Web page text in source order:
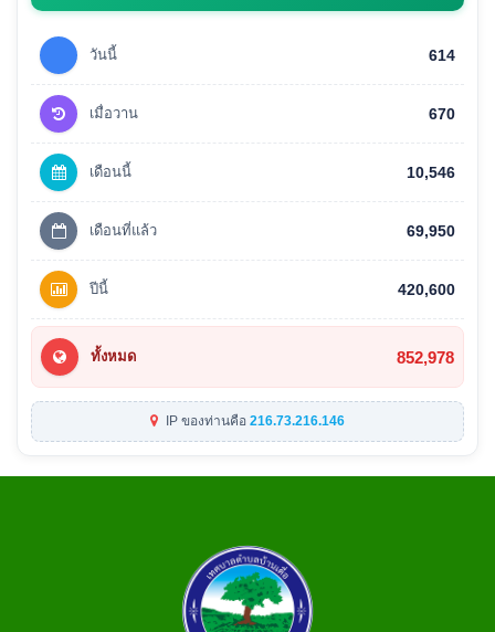
วันนี้ 614
เมื่อวาน 670
เดือนนี้ 10,546
เดือนที่แล้ว 69,950
ปีนี้ 420,600
ทั้งหมด 852,978
IP ของท่านคือ 216.73.216.146